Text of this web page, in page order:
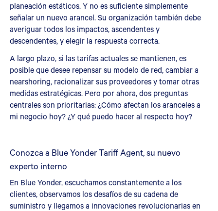
planeación estáticos. Y no es suficiente simplemente
señalar un nuevo arancel. Su organización también debe
averiguar todos los impactos, ascendentes y
descendentes, y elegir la respuesta correcta.
A largo plazo, si las tarifas actuales se mantienen, es
posible que desee repensar su modelo de red, cambiar a
nearshoring, racionalizar sus proveedores y tomar otras
medidas estratégicas. Pero por ahora, dos preguntas
centrales son prioritarias: ¿Cómo afectan los aranceles a
mi negocio hoy? ¿Y qué puedo hacer al respecto hoy?
Conozca a Blue Yonder Tariff Agent, su nuevo
experto interno
En Blue Yonder, escuchamos constantemente a los
clientes, observamos los desafíos de su cadena de
suministro y llegamos a innovaciones revolucionarias en